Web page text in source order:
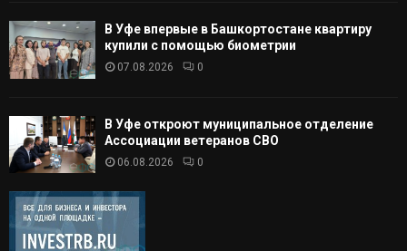
В Уфе впервые в Башкортостане квартиру
купили с помощью биометрии
07.08.2026 0
В Уфе откроют муниципальное отделение
Ассоциации ветеранов СВО
06.08.2026 0